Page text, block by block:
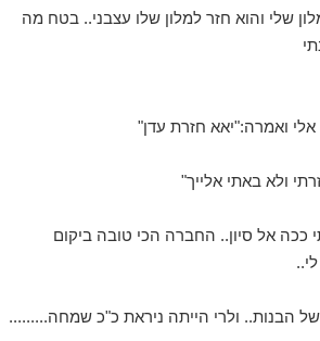
שלי והוא חזר למלון שלו עצבני.. בטח מה
אלי ואמרה:"יאא חזרת עדן"
ולא באתי אלייך"
ככה אל סיון.. החברה הכי טובה ביקום
הבנות.. ולרי הייתה ניראת כ"כ שמחה.........